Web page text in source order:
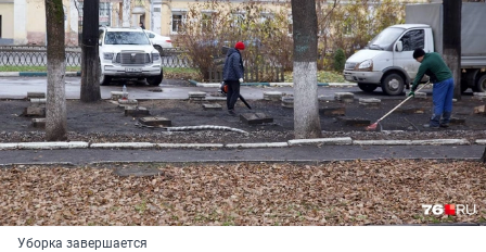
Уборка завершается